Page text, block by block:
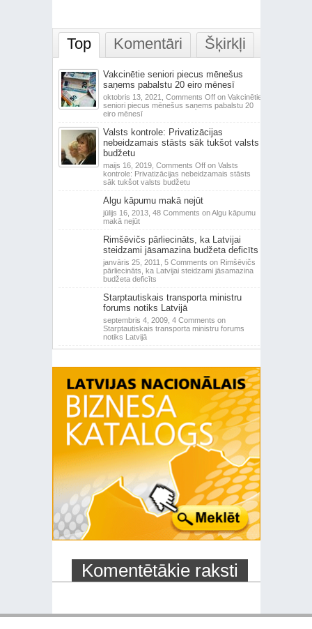
Top Komentāri Šķirkļi
Vakcinētie seniori piecus mēnešus
saņems pabalstu 20 eiro mēnesī
oktobris 13, 2021, Comments Offon Vakcinētie
seniori piecus mēnešus saņems pabalstu 20
eiro mēnesī
Valsts kontrole: Privatizācijas
nebeidzamais stāsts sāk tukšot valsts
budžetu
maijs 16, 2019, Comments Offon Valsts
kontrole: Privatizācijas nebeidzamais stāsts
sāk tukšot valsts budžetu
Algu kāpumu makā nejūt
jūlijs 16, 2013, 48 Comments on Algu kāpumu
makā nejūt
Rimšēvičs pārliecināts, ka Latvijai
steidzami jāsamazina budžeta deficīts
janvāris 25, 2011, 5 Comments on Rimšēvičs
pārliecināts, ka Latvijai steidzami jāsamazina
budžeta deficīts
Starptautiskais transporta ministru
forums notiks Latvijā
septembris 4, 2009, 4 Comments on
Starptautiskais transporta ministru forums
notiks Latvijā
Komentētākie raksti